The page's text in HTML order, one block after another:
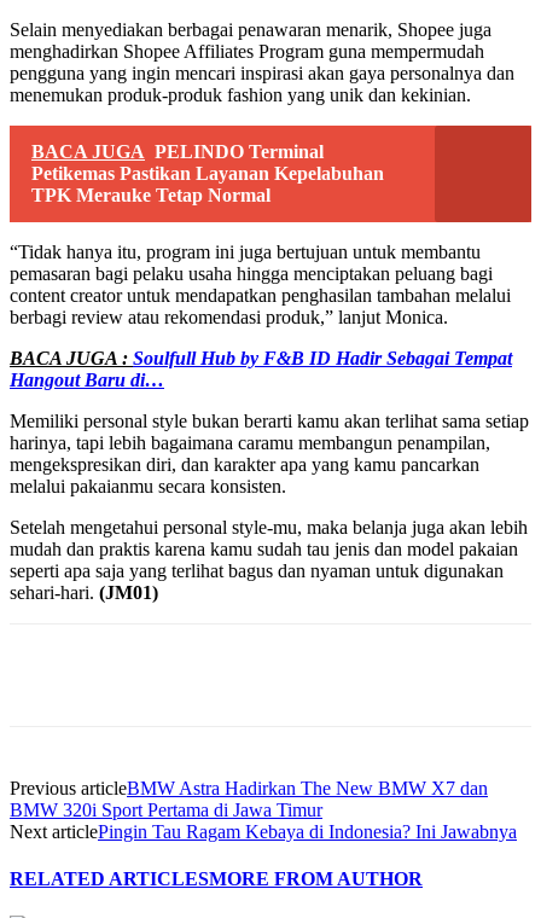
Selain menyediakan berbagai penawaran menarik, Shopee juga
menghadirkan Shopee Affiliates Program guna mempermudah
pengguna yang ingin mencari inspirasi akan gaya personalnya dan
menemukan produk-produk fashion yang unik dan kekinian.
BACA JUGA PELINDO Terminal
Petikemas Pastikan Layanan Kepelabuhan
TPK Merauke Tetap Normal
“Tidak hanya itu, program ini juga bertujuan untuk membantu
pemasaran bagi pelaku usaha hingga menciptakan peluang bagi
content creator untuk mendapatkan penghasilan tambahan melalui
berbagi review atau rekomendasi produk,” lanjut Monica.
BACA JUGA : Soulfull Hub by F&B ID Hadir Sebagai Tempat
Hangout Baru di…
Memiliki personal style bukan berarti kamu akan terlihat sama setiap
harinya, tapi lebih bagaimana caramu membangun penampilan,
mengekspresikan diri, dan karakter apa yang kamu pancarkan
melalui pakaianmu secara konsisten.
Setelah mengetahui personal style-mu, maka belanja juga akan lebih
mudah dan praktis karena kamu sudah tau jenis dan model pakaian
seperti apa saja yang terlihat bagus dan nyaman untuk digunakan
sehari-hari. (JM01)
Previous articleBMW Astra Hadirkan The New BMW X7 dan
BMW 320i Sport Pertama di Jawa Timur
Next articlePingin Tau Ragam Kebaya di Indonesia? Ini Jawabnya
RELATED ARTICLESMORE FROM AUTHOR